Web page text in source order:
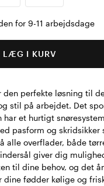
for 9-11 arbejdsdage
LÆG I KURV
den perfekte løsning til
stil på arbejdet. Det
har et hurtigt
pasform og skridsikker
alle overflader, både
giver dig
til dine behov, og det
dine fødder kølige og